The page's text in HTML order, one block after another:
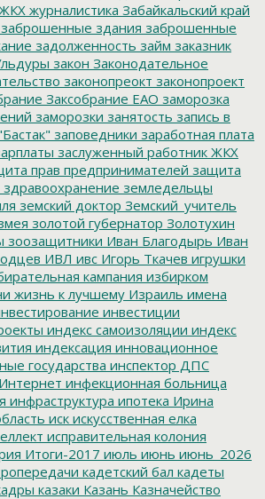
журналистика Забайкальский край
заброшенные здания заброшенные
задолженность займ заказник
закон Законодательное
законопреокт законопроект
Заксобрание ЕАО заморозка
заморозки занятость запись в
заповедники заработная плата
заслуженный работник ЖКХ
прав предпринимателей защита
здравоохранение земледельцы
земский доктор Земский_учитель
золотой губернатор Золотухин
зоозащитники Иван Благодырь Иван
ИВЛ ивс Игорь Ткачев игрушки
кампания избирком
жизнь к лучшему Израиль имена
инвестиции
индекс самоизоляции индекс
индексация инновационное
государства инспектор ДПС
Интернет инфекционная больница
инфраструктура ипотека Ирина
иск искусственная елка
исправительная колония
Итоги-2017 июль июнь июнь_2026
кадетский бал кадеты
казаки Казань Казначейство